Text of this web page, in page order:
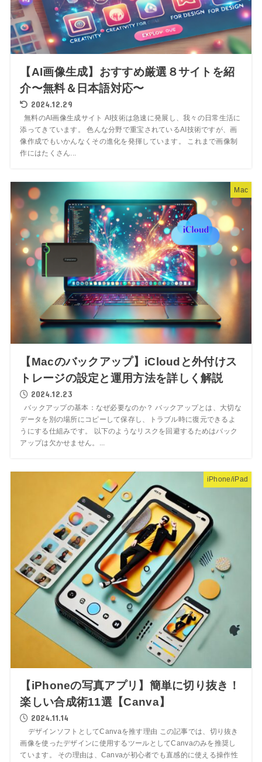
【AI画像生成】おすすめ厳選８サイトを紹
介〜無料＆日本語対応〜
2024.12.29
無料のAI画像生成サイト AI技術は急速に発展し、我々の日常生活に
添ってきています。 色んな分野で重宝されているAI技術ですが、画
像作成でもいかんなくその進化を発揮しています。 これまで画像制
作にはたくさん...
Mac
【Macのバックアップ】iCloudと外付けス
トレージの設定と運用方法を詳しく解説
2024.12.23
バックアップの基本：なぜ必要なのか？ バックアップとは、大切な
データを別の場所にコピーして保存し、トラブル時に復元できるよ
うにする仕組みです。 以下のようなリスクを回避するためはバック
アップは欠かせません。...
iPhone/iPad
【iPhoneの写真アプリ】簡単に切り抜き！
楽しい合成術11選【Canva】
2024.11.14
デザインソフトとしてCanvaを推す理由 この記事では、切り抜き
画像を使ったデザインに使用するツールとしてCanvaのみを推奨し
ています。 その理由は、Canvaが初心者でも直感的に使える操作性